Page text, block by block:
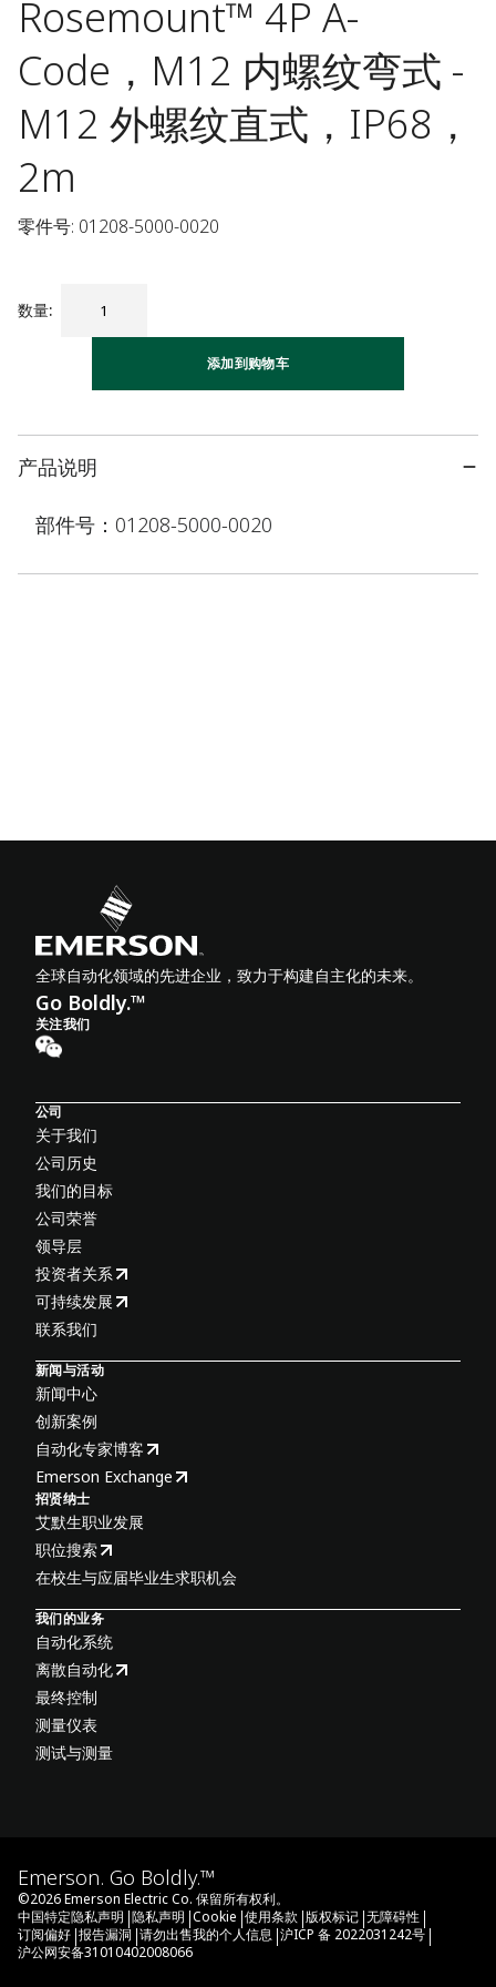
Rosemount™ 4P A-
Code，M12 内螺纹弯式 -
M12 外螺纹直式，IP68，
2m
零件号: 01208-5000-0020
数量:
添加到购物车
产品说明
部件号：01208-5000-0020
全球自动化领域的先进企业，致力于构建自主化的未来。
Go Boldly.™
关注我们
公司
关于我们
公司历史
我们的目标
公司荣誉
领导层
投资者关系
可持续发展
联系我们
新闻与活动
新闻中心
创新案例
自动化专家博客
Emerson Exchange
招贤纳士
艾默生职业发展
职位搜索
在校生与应届毕业生求职机会
我们的业务
自动化系统
离散自动化
最终控制
测量仪表
测试与测量
Emerson. Go Boldly.™
©2026Emerson Electric Co. 保留所有权利。
中国特定隐私声明 |隐私声明 |Cookie |使用条款 |版权标记 |无障碍性 |
订阅偏好 |报告漏洞 |请勿出售我的个人信息 |沪ICP 备 2022031242号 |
沪公网安备31010402008066